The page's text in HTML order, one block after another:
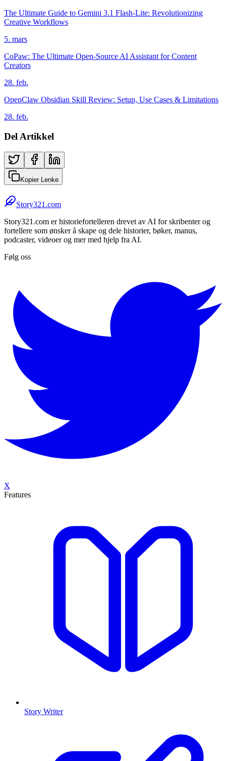
The Ultimate Guide to Gemini 3.1 Flash-Lite: Revolutionizing
Creative Workflows
5. mars
CoPaw: The Ultimate Open-Source AI Assistant for Content
Creators
28. feb.
OpenClaw Obsidian Skill Review: Setup, Use Cases & Limitations
28. feb.
Del Artikkel
Kopier Lenke
Story321.com
Story321.com er historiefortelleren drevet av AI for skribenter og
fortellere som ønsker å skape og dele historier, bøker, manus,
podcaster, videoer og mer med hjelp fra AI.
Følg oss
X
Features
Story Writer